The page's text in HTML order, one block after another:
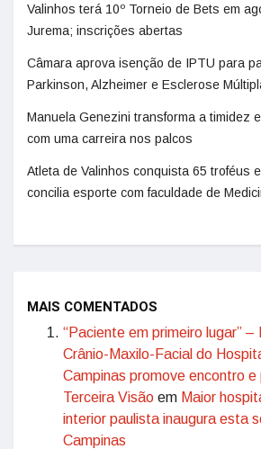
Valinhos terá 10º Torneio de Bets em
Jurema; inscrições abertas
Câmara aprova isenção de IPTU para
Parkinson, Alzheimer e Esclerose
Manuela Genezini transforma a timidez
com uma carreira nos palcos
Atleta de Valinhos conquista 65 troféus
concilia esporte com faculdade de
MAIS COMENTADOS
“Paciente em primeiro lugar” –
Crânio-Maxilo-Facial do
Campinas promove encontro e
Terceira Visão em Maior
interior paulista inaugura esta
Campinas